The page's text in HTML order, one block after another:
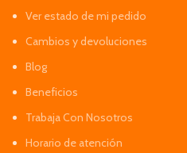
Ver estado de mi pedido
Cambios y devoluciones
Blog
Beneficios
Trabaja Con Nosotros
Horario de atención